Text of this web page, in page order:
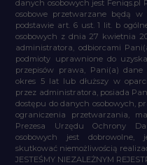
danych osobowych jest Feniqs.pl
osobowe przetwarzane będą
podstawie art. 6 ust. 1 lit. b
osobowych z dnia 27 kwietnia
administratora, odbiorcami
podmioty uprawnione do
przepisów prawa, Pani(a) dane
okres 5 lat lub dłuższy w
przez administratora, posiada
dostępu do danych osobowych,
ograniczenia przetwarzania,
Prezesa Urzędu Ochrony
osobowych jest dobrowolne,
skutkować niemożliwością
JESTEŚMY NIEZALEŻNYM